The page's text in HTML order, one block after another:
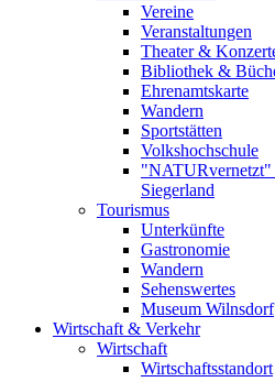
Vereine
Veranstaltungen
Theater &
Bibliothek &
Ehrenamtskarte
Wandern
Sportstätten
Volkshochschule
"NATURvernetzt"
Siegerland
Tourismus
Unterkünfte
Gastronomie
Wandern
Sehenswertes
Museum Wilnsdorf
Wirtschaft & Verkehr
Wirtschaft
Wirtschaftsstandort